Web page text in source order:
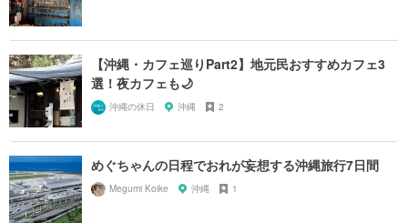
【沖縄・カフェ巡りPart2】地元民おすすめカフェ3
選！夜カフェも🌙
沖縄の休日 沖縄 2
めぐちゃんの日程でおれが妄想する沖縄旅行7日間
Megumi Koike 沖縄 1